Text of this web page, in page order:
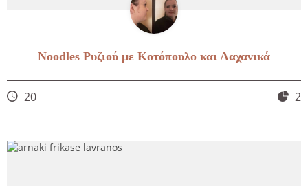
Noodles Ρυζιού με Κοτόπουλο και Λαχανικά
20 2